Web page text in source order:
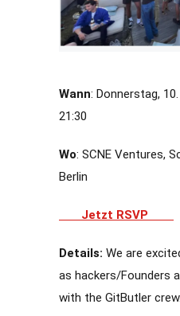
Wann: Donnerstag,
21:30
Wo: SCNE Ventures,
Berlin
Jetzt RSVP
Details: We are
as hackers/Founders
with the GitButler crew.